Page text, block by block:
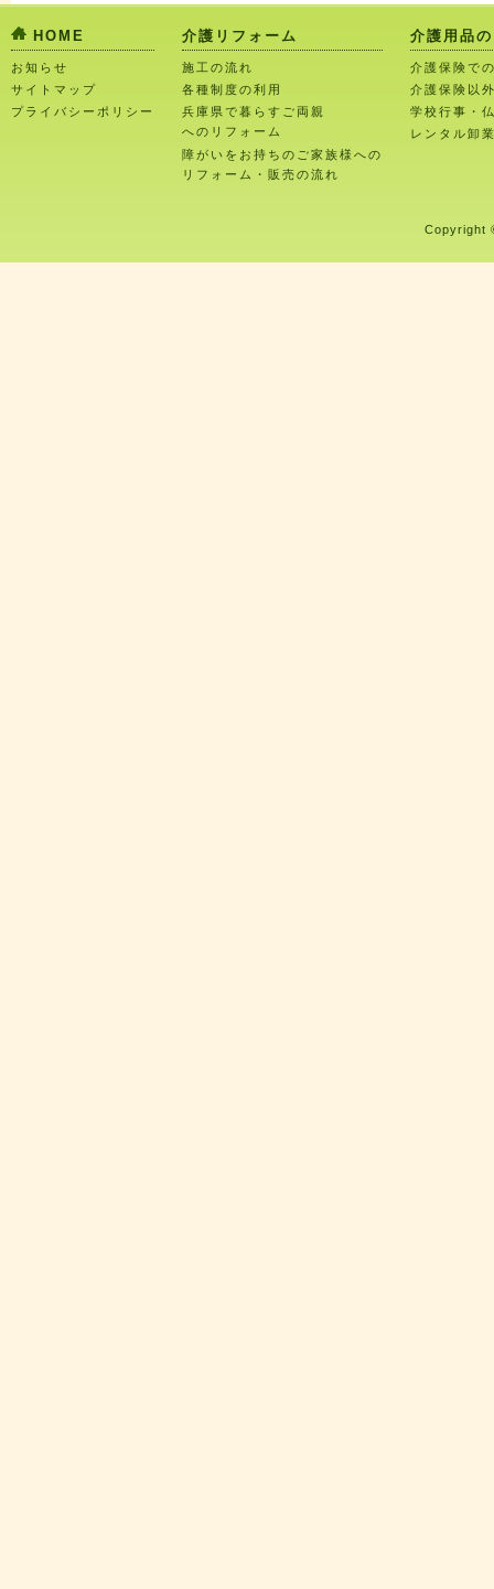
HOME
お知らせ
サイトマップ
プライバシーポリシー
介護リフォーム
施工の流れ
各種制度の利用
兵庫県で暮らすご両親
へのリフォーム
障がいをお持ちのご家族様への
リフォーム・販売の流れ
介護用品
介護保険で
介護保険以
学校行事・
レンタル卸
Copyright